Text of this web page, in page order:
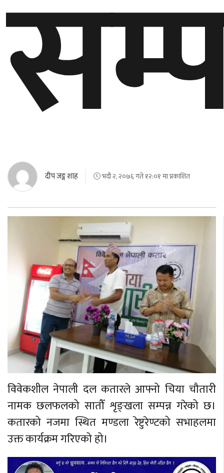
दीप जङ्ग शाह भदौ २, २०७६ गते १२:०१ मा प्रकाशित
विवेकशील नेपाली दल कतारले आफ्नो चिया चौतारी
नामक छलफलको सातौँ शृङ्खला सम्पन्न गरेको छ।
कतारको नजमा स्थित मण्डला रेष्टुरेण्टको सभाहलमा
उक्त कार्यक्रम गरिएको हो।